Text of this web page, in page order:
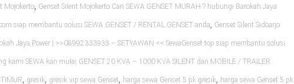
Mojokerto, Genset Silent Mojokerto Cari SEWA GENSET MURAH ? hubungi Barokah Jaya
siap membantu solusi SEWA GENSET / RENTAL GENSET anda, Genset Silent Sidoarjo
Jaya Power | >>08992333933 – SETYAWAN << SewaGenset.top siap membantu solusi
kami SEWA kan mulai GENSET 20 KVA – 1000 KVA SILENT dan MOBILE / TRAILER .
, gresik, gresik vip sewa Genset, harga sewa Genset 5 pk gresik, harga sewa Genset 5 pk